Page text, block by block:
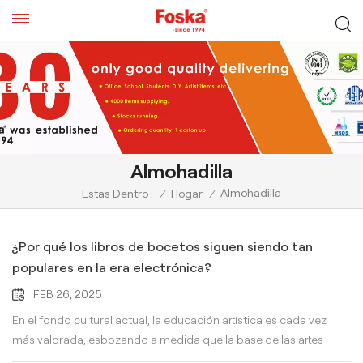
Almohadilla
Estas Dentro : / Hogar / Almohadilla
¿Por qué los libros de bocetos siguen siendo tan
populares en la era electrónica?
FEB 26, 2025
En el fondo cultural actual, la educación artística es cada vez
más valorada, esbozando a medida que la base de las artes
plásticas, su mercado educativo continúa expandiéndose. Al